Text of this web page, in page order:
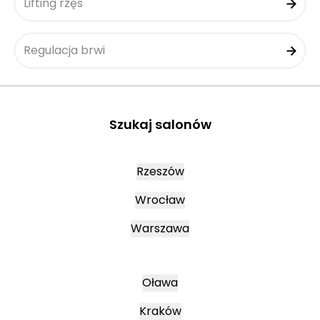
Regulacja brwi
Szukaj salonów
Rzeszów
Wrocław
Warszawa
Oława
Kraków